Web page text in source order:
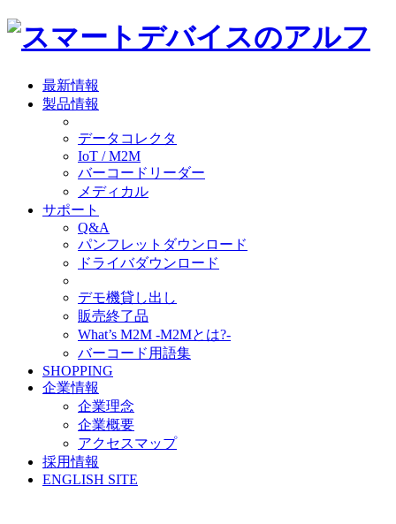
最新情報
製品情報
データコレクタ
IoT / M2M
バーコードリーダー
メディカル
サポート
Q&A
パンフレットダウンロード
ドライバダウンロード
デモ機貸し出し
販売終了品
What’s M2M -M2Mとは?-
バーコード用語集
SHOPPING
企業情報
企業理念
企業概要
アクセスマップ
採用情報
ENGLISH SITE